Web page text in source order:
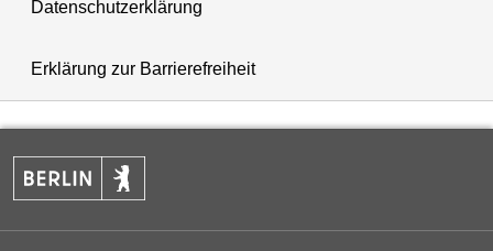
Datenschutzerklärung
Erklärung zur Barrierefreiheit